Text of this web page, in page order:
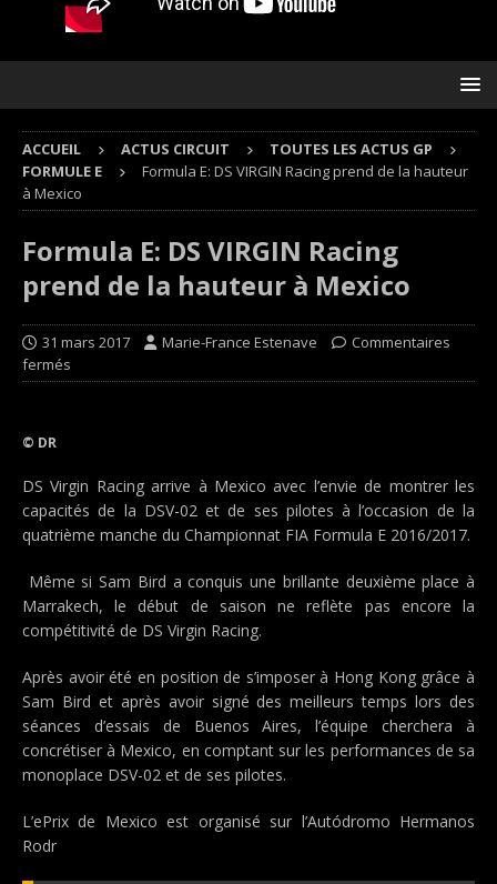
ACCUEIL ACTUS CIRCUIT
TOUTES LES ACTUS GP
FORMULE E
Formula E: DS VIRGIN Racing prend de la hauteur
à Mexico
Formula E: DS VIRGIN Racing
prend de la hauteur à Mexico
31 mars 2017 Marie-France Estenave
Commentaires
fermés
© DR
DS Virgin Racing arrive à Mexico avec l’envie de montrer les
capacités de la DSV-02 et de ses pilotes à l’occasion de la
quatrième manche du Championnat FIA Formula E 2016/2017.
Même si Sam Bird a conquis une brillante deuxième place à
Marrakech, le début de saison ne reflète pas encore la
compétitivité de DS Virgin Racing.
Après avoir été en position de s’imposer à Hong Kong grâce à
Sam Bird et après avoir signé des meilleurs temps lors des
séances d’essais de Buenos Aires, l’équipe cherchera à
concrétiser à Mexico, en comptant sur les performances de sa
monoplace DSV-02 et de ses pilotes.
L’ePrix de Mexico est organisé sur l’Autódromo Hermanos
Rodr